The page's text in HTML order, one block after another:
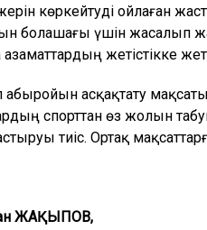
көркейтуді ойлаған
болашағы үшін жасалып
азаматтардың жетістікке
абыройын асқақтату
спорттан өз жолын
тиіс. Ортақ
ЖАҚЫПОВ,